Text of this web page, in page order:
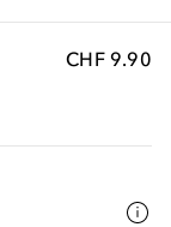
CHF 9.90